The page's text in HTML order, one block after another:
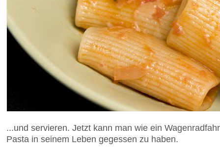
...und servieren. Jetzt kann man wie ein
Pasta in seinem Leben gegessen zu haben.